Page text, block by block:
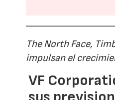
The North Face,
impulsan el
VF